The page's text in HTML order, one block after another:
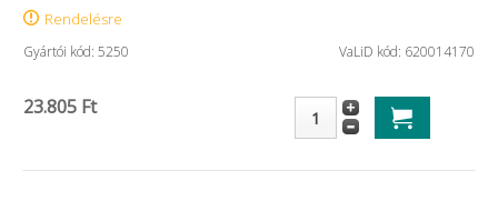
Rendelésre
Gyártói kód: 5250 VaLiD kód: 620014170
23.805 Ft